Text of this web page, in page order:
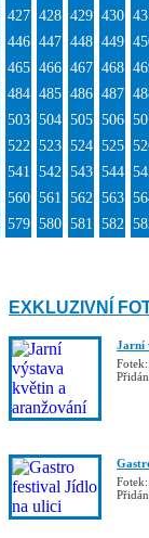
427 428 429 430
446 447 448 449
465 466 467 468
484 485 486 487
503 504 505 506
522 523 524 525
541 542 543 544
560 561 562 563
579 580 581 582
EXKLUZIVNÍ
Jarní